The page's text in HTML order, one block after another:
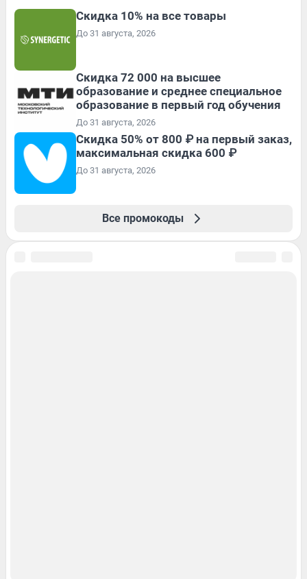
Скидка 10% на все товары
До 31 августа, 2026
Скидка 72 000 на высшее
образование и среднее специальное
образование в первый год обучения
До 31 августа, 2026
Скидка 50% от 800 ₽ на первый заказ,
максимальная скидка 600 ₽
До 31 августа, 2026
Все промокоды